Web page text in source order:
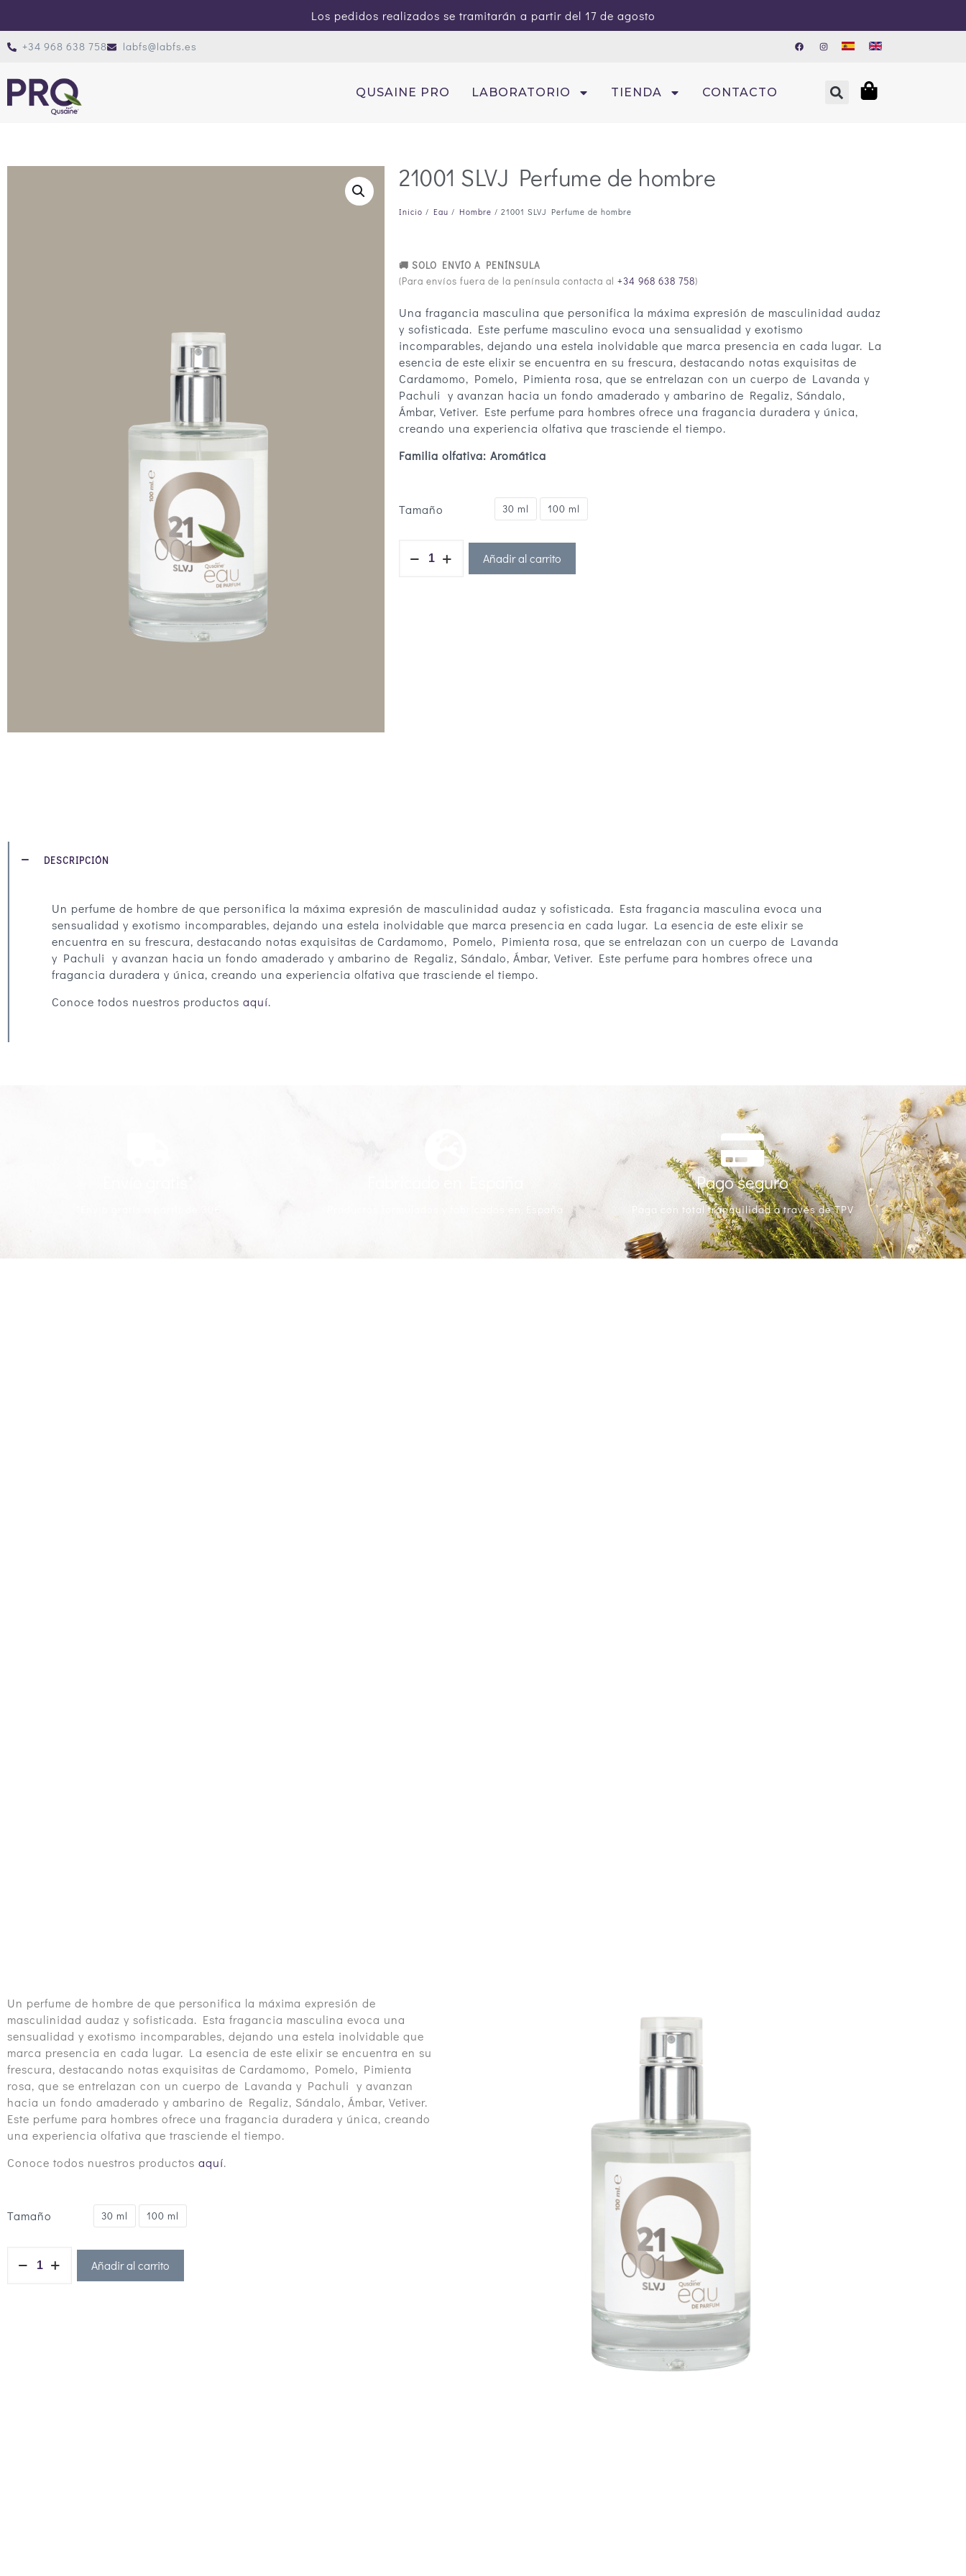
Los pedidos realizados se tramitarán a partir del 17 de agosto
+34 968 638 758 labfs@labfs.es
QUSAINE PRO LABORATORIO TIENDA CONTACTO
21001 SLVJ Perfume de hombre
Inicio / Eau / Hombre / 21001 SLVJ Perfume de hombre
🚚 SOLO ENVÍO A PENÍNSULA
(Para envíos fuera de la península contacta al +34 968 638 758)
Una fragancia masculina que personifica la máxima expresión de masculinidad audaz
y sofisticada. Este perfume masculino evoca una sensualidad y exotismo
incomparables, dejando una estela inolvidable que marca presencia en cada lugar. La
esencia de este elixir se encuentra en su frescura, destacando notas exquisitas de
Cardamomo, Pomelo, Pimienta rosa, que se entrelazan con un cuerpo de Lavanda y
Pachuli y avanzan hacia un fondo amaderado y ambarino de Regaliz, Sándalo,
Ámbar, Vetiver. Este perfume para hombres ofrece una fragancia duradera y única,
creando una experiencia olfativa que trasciende el tiempo.
Familia olfativa: Aromática
Tamaño 30 ml 100 ml
Añadir al carrito
DESCRIPCIÓN
Un perfume de hombre de que personifica la máxima expresión de masculinidad audaz y sofisticada. Esta fragancia masculina evoca una
sensualidad y exotismo incomparables, dejando una estela inolvidable que marca presencia en cada lugar. La esencia de este elixir se
encuentra en su frescura, destacando notas exquisitas de Cardamomo, Pomelo, Pimienta rosa, que se entrelazan con un cuerpo de Lavanda
y Pachuli y avanzan hacia un fondo amaderado y ambarino de Regaliz, Sándalo, Ámbar, Vetiver. Este perfume para hombres ofrece una
fragancia duradera y única, creando una experiencia olfativa que trasciende el tiempo.
Conoce todos nuestros productosaquí.
Productos formulados y fabricados en España
Pago seguro
Paga con total tranquilidad a través de TPV
Un perfume de hombre de que personifica la máxima expresión de
masculinidad audaz y sofisticada. Esta fragancia masculina evoca una
sensualidad y exotismo incomparables, dejando una estela inolvidable que
marca presencia en cada lugar. La esencia de este elixir se encuentra en su
frescura, destacando notas exquisitas de Cardamomo, Pomelo, Pimienta
rosa, que se entrelazan con un cuerpo de Lavanda y Pachuli y avanzan
hacia un fondo amaderado y ambarino de Regaliz, Sándalo, Ámbar, Vetiver.
Este perfume para hombres ofrece una fragancia duradera y única, creando
una experiencia olfativa que trasciende el tiempo.
Conoce todos nuestros productos aquí.
Tamaño 30 ml 100 ml
Añadir al carrito